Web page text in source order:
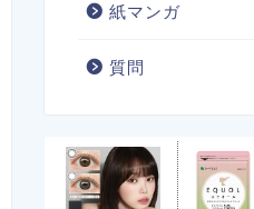
紙マンガ
質問